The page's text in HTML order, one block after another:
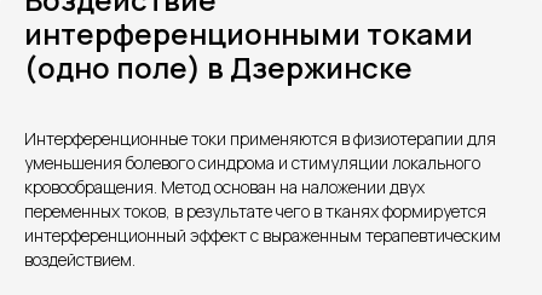
интерференционными токами
(одно поле) в Дзержинске
Интерференционные токи применяются в физиотерапии для
уменьшения болевого синдрома и стимуляции локального
кровообращения. Метод основан на наложении двух
переменных токов, в результате чего в тканях формируется
интерференционный эффект с выраженным терапевтическим
воздействием.